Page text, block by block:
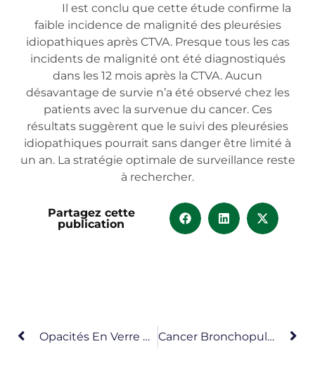
Il est conclu que cette étude confirme la
faible incidence de malignité des pleurésies
idiopathiques après CTVA. Presque tous les cas
incidents de malignité ont été diagnostiqués
dans les 12 mois après la CTVA. Aucun
désavantage de survie n’a été observé chez les
patients avec la survenue du cancer. Ces
résultats suggèrent que le suivi des pleurésies
idiopathiques pourrait sans danger être limité à
un an. La stratégie optimale de surveillance reste
à rechercher.
Partagez cette
publication
Opacités En Verre Dépoli – Patients Jeunes Cancer Bronchopulmonaire – Tabagisme – Sevrage